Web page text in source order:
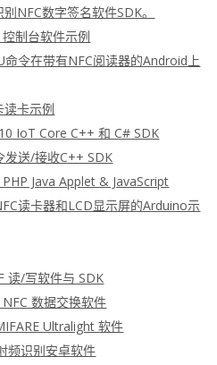
NFC数字签名软件SDK。
控制台软件示例
命令在带有NFC阅读器的Android上
读卡示例
IoT Core C++ 和 C# SDK
发送/接收C++ SDK
Java Applet & JavaScript
读卡器和LCD显示屏的Arduino示
读/写软件与 SDK
数据交换软件
Ultralight 软件
频识别安卓软件